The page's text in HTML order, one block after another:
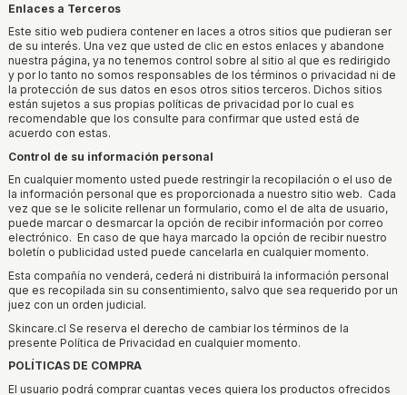
Enlaces a Terceros
Este sitio web pudiera contener en laces a otros sitios que pudieran ser
de su interés. Una vez que usted de clic en estos enlaces y abandone
nuestra página, ya no tenemos control sobre al sitio al que es redirigido
y por lo tanto no somos responsables de los términos o privacidad ni de
la protección de sus datos en esos otros sitios terceros. Dichos sitios
están sujetos a sus propias políticas de privacidad por lo cual es
recomendable que los consulte para confirmar que usted está de
acuerdo con estas.
Control de su información personal
En cualquier momento usted puede restringir la recopilación o el uso de
la información personal que es proporcionada a nuestro sitio web. Cada
vez que se le solicite rellenar un formulario, como el de alta de usuario,
puede marcar o desmarcar la opción de recibir información por correo
electrónico. En caso de que haya marcado la opción de recibir nuestro
boletín o publicidad usted puede cancelarla en cualquier momento.
Esta compañía no venderá, cederá ni distribuirá la información personal
que es recopilada sin su consentimiento, salvo que sea requerido por un
juez con un orden judicial.
Skincare.cl Se reserva el derecho de cambiar los términos de la
presente Política de Privacidad en cualquier momento.
POLÍTICAS DE COMPRA
El usuario podrá comprar cuantas veces quiera los productos ofrecidos